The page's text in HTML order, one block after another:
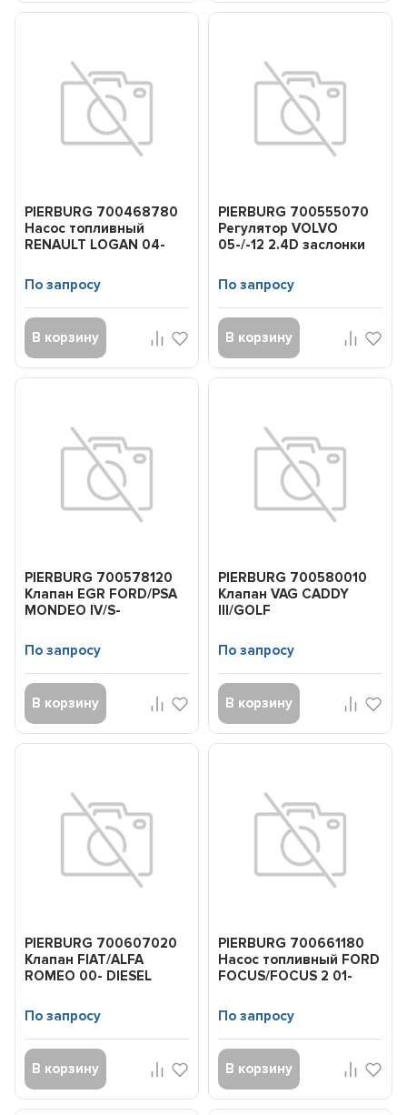
PIERBURG 700468780
Насос топливный
RENAULT LOGAN 04-
По запросу
В корзину
PIERBURG 700555070
Регулятор VOLVO
05-/-12 2.4D заслонки
По запросу
В корзину
PIERBURG 700578120
Клапан EGR FORD/PSA
MONDEO IV/S-
2.2TDCi
По запросу
В корзину
PIERBURG 700580010
Клапан VAG CADDY
III/GOLF
V/TOUAREG...
По запросу
В корзину
PIERBURG 700607020
Клапан FIAT/ALFA
ROMEO 00- DIESEL
электропневмати...
По запросу
В корзину
PIERBURG 700661180
Насос топливный FORD
FOCUS/FOCUS 2 01-
По запросу
В корзину